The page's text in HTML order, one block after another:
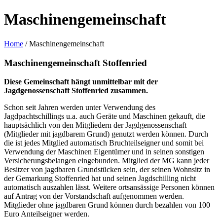
Maschinengemeinschaft
Home / Maschinengemeinschaft
Maschinengemeinschaft Stoffenried
Diese Gemeinschaft hängt unmittelbar mit der
Jagdgenossenschaft Stoffenried zusammen.
Schon seit Jahren werden unter Verwendung des
Jagdpachtschillings u.a. auch Geräte und Maschinen gekauft, die
hauptsächlich von den Mitgliedern der Jagdgenossenschaft
(Mitglieder mit jagdbarem Grund) genutzt werden können. Durch
die ist jedes Mitglied automatisch Bruchteilseigner und somit bei
Verwendung der Maschinen Eigentümer und in seinen sonstigen
Versicherungsbelangen eingebunden. Mitglied der MG kann jeder
Besitzer von jagdbaren Grundstücken sein, der seinen Wohnsitz in
der Gemarkung Stoffenried hat und seinen Jagdschilling nicht
automatisch auszahlen lässt. Weitere ortsansässige Personen können
auf Antrag von der Vorstandschaft aufgenommen werden.
Mitglieder ohne jagdbaren Grund können durch bezahlen von 100
Euro Anteilseigner werden.